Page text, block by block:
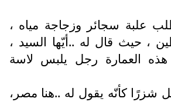
علبة سجائر وزجاجة مياه ،
، حيث قال له ..أيّها السيد ،
العمارة رجل يلبس لاسة
شزرًا كأنّه يقول له ..هنا مصر،